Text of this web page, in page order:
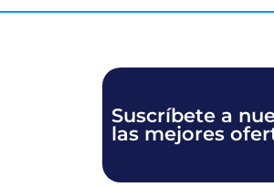
Suscríbete a
las mejores